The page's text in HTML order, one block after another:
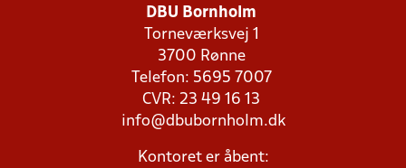
DBU Bornholm
Torneværksvej 1
3700 Rønne
Telefon: 5695 7007
CVR: 23 49 16 13
info@dbubornholm.dk
Kontoret er åbent: